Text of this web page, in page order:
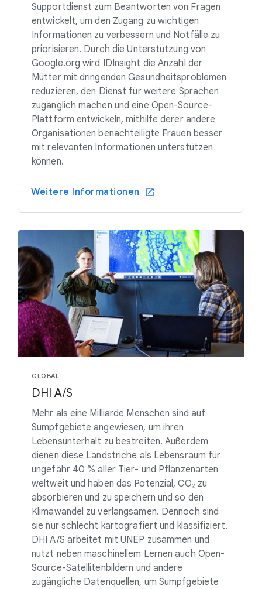
Supportdienst zum Beantworten von Fragen
entwickelt, um den Zugang zu wichtigen
Informationen zu verbessern und Notfälle zu
priorisieren. Durch die Unterstützung von
Google.org wird IDInsight die Anzahl der
Mütter mit dringenden Gesundheitsproblemen
reduzieren, den Dienst für weitere Sprachen
zugänglich machen und eine Open-Source-
Plattform entwickeln, mithilfe derer andere
Organisationen benachteiligte Frauen besser
mit relevanten Informationen unterstützen
können.
Weitere Informationen
GLOBAL
DHI A/S
Mehr als eine Milliarde Menschen sind auf
Sumpfgebiete angewiesen, um ihren
Lebensunterhalt zu bestreiten. Außerdem
dienen diese Landstriche als Lebensraum für
ungefähr 40 % aller Tier- und Pflanzenarten
weltweit und haben das Potenzial, CO₂ zu
absorbieren und zu speichern und so den
Klimawandel zu verlangsamen. Dennoch sind
sie nur schlecht kartografiert und klassifiziert.
DHI A/S arbeitet mit UNEP zusammen und
nutzt neben maschinellem Lernen auch Open-
Source-Satellitenbildern und andere
zugängliche Datenquellen, um Sumpfgebiete